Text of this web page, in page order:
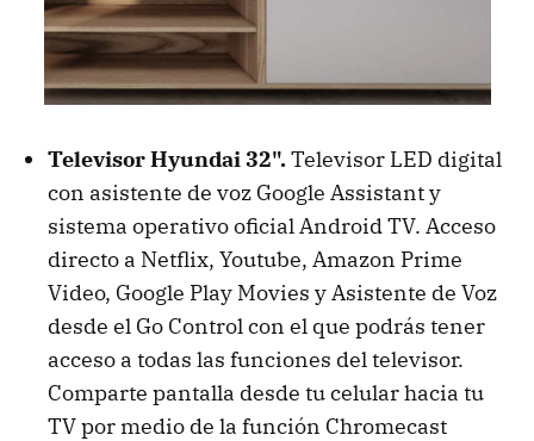
Televisor Hyundai 32".Televisor LED digital
con asistente de voz Google Assistant y
sistema operativo oficial Android TV. Acceso
directo a Netflix, Youtube, Amazon Prime
Video, Google Play Movies y Asistente de Voz
desde el Go Control con el que podrás tener
acceso a todas las funciones del televisor.
Comparte pantalla desde tu celular hacia tu
TV por medio de la función Chromecast